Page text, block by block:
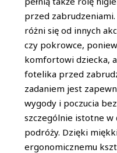
przed
różni się od innych
czy pokrowce,
komfortowi dziecka,
fotelika przed
zadaniem jest
wygody i poczucia
szczególnie istotne w
podróży. Dzięki
ergonomicznemu